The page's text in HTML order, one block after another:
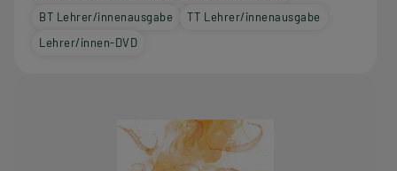
BT Lehrer/innenausgabe
TT Lehrer/innenausgabe
Lehrer/innen-DVD